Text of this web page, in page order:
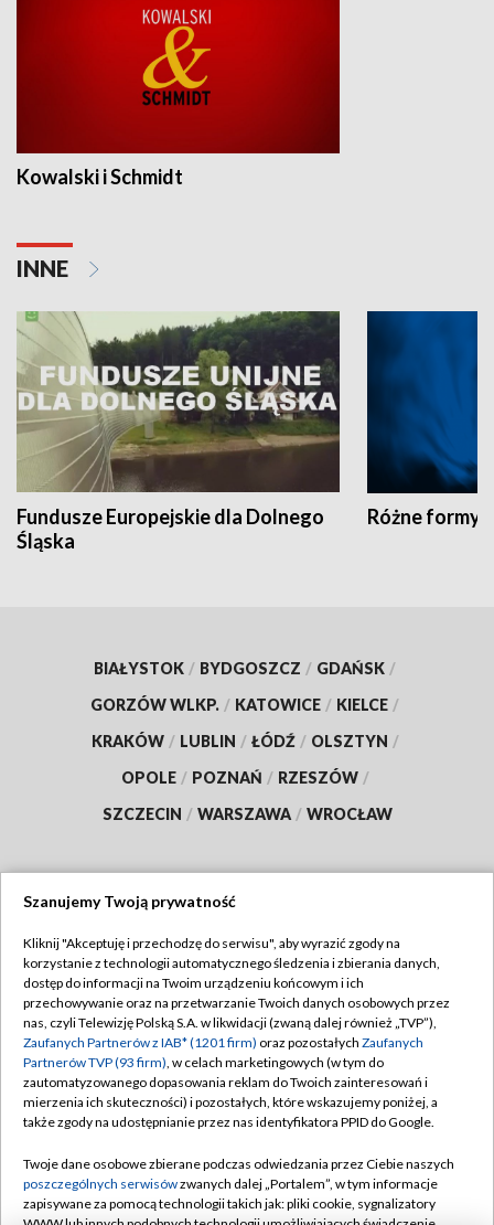
Kowalski i Schmidt
INNE
Fundusze Europejskie dla Dolnego
Śląska
Różne formy
BIAŁYSTOK / BYDGOSZCZ / GDAŃSK /
GORZÓW WLKP. / KATOWICE / KIELCE /
KRAKÓW / LUBLIN / ŁÓDŹ / OLSZTYN /
OPOLE / POZNAŃ / RZESZÓW /
SZCZECIN / WARSZAWA / WROCŁAW
TVP
Abonament TVP
Emisja w TVP
Centrum informacji TVP
Naziemna Telewizja Cyfrowa
Rada Programowa
System NOS
Regulamin TVP
Polityka prywatności
Moje zgody
Pomoc
Kontakt
Szanujemy Twoją prywatność
Kliknij "Akceptuję i przechodzę do serwisu", aby wyrazić zgody na
korzystanie z technologii automatycznego śledzenia i zbierania danych,
dostęp do informacji na Twoim urządzeniu końcowym i ich
przechowywanie oraz na przetwarzanie Twoich danych osobowych przez
nas, czyli Telewizję Polską S.A. w likwidacji (zwaną dalej również „TVP”),
Zaufanych Partnerów z IAB* (1201 firm) oraz pozostałych Zaufanych
Partnerów TVP (93 firm), w celach marketingowych (w tym do
zautomatyzowanego dopasowania reklam do Twoich zainteresowań i
mierzenia ich skuteczności) i pozostałych, które wskazujemy poniżej, a
także zgody na udostępnianie przez nas identyfikatora PPID do Google.
Twoje dane osobowe zbierane podczas odwiedzania przez Ciebie naszych
poszczególnych serwisówzwanych dalej „Portalem”, w tym informacje
zapisywane za pomocą technologii takich jak: pliki cookie, sygnalizatory